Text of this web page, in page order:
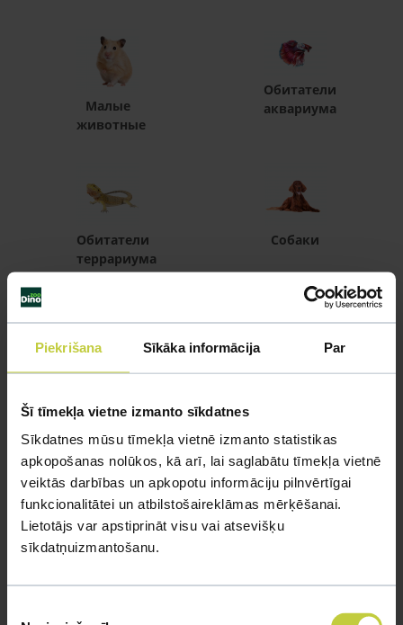
Piekrišana Sīkāka informācija Par
Šī tīmekļa vietne izmanto sīkdatnes
Sīkdatnes mūsu tīmekļa vietnē izmanto statistikas
apkopošanas nolūkos, kā arī, lai saglabātu tīmekļa vietnē
veiktās darbības un apkopotu informāciju pilnvērtīgai
funkcionalitātei un atbilstošaireklāmas mērķēšanai.
Lietotājs var apstiprināt visu vai atsevišķu
sīkdatņuizmantošanu.
Малые
животные
Обитатели
аквариума
Обитатели
террариума
Собаки
Советы экспертов
У вас есть вопросы? У нас будут ответы. B сети
магазинов Dino Zoo работают ихтиологи,
специалисты по птицам и грызунам, кинологи,
фелинологи и многие другие специалисты, которые
предоставят профессиональный совет по вопросам
содержания, ухода и здоровья домашних животных.